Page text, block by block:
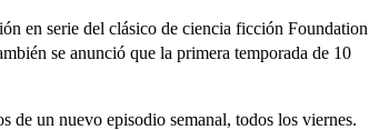
en serie del clásico de ciencia ficción Foundation
se anunció que la primera temporada de 10
de un nuevo episodio semanal, todos los viernes.